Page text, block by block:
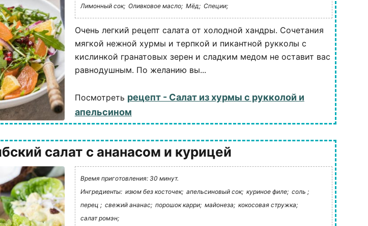
Лимонный сок; Оливковое масло; Мёд; Специи;
Очень легкий рецепт салата от холодной хандры. Сочетания
мягкой нежной хурмы и терпкой и пикантной рукколы с
кислинкой гранатовых зерен и сладким медом не оставит вас
равнодушным. По желанию вы...
Посмотреть рецепт - Салат из хурмы с рукколой и
апельсином
салат с ананасом и курицей
Время приготовления: 30 минут.
Ингредиенты: изюм без косточек; апельсиновый сок; куриное филе; соль ;
перец ; свежий ананас; порошок карри; майонеза; кокосовая стружка;
салат ромэн;